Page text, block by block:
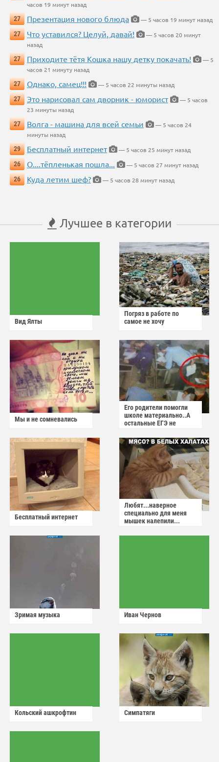
часов 19 минут назад
27
Презентация нового блюда
— 5 часов 19 минут назад
27
Что уставился? Целуй, давай!
— 5 часов 20 минут
назад
27
Приходите тётя Кошка нашу детку покачать!
— 5
часов 21 минуту назад
27
Однако, самец!!!
— 5 часов 22 минуты назад
27
Это нарисовал сам дворник - юморист
— 5 часов
23 минуты назад
27
Волга - машина для всей семьи
— 5 часов 24
минуты назад
29
Бесплатный интернет
— 5 часов 25 минут назад
26
О....тёпленькая пошла...
— 5 часов 27 минут назад
26
Куда летим шеф? — 5 часов 28 минут назад
Лучшее в категории
Вид Ялты
Погряз в работе по
самое не хочу
Мы и не сомневались
Его родители помогли
школе материально..А
остальные ЕГЭ не
Бесплатный интернет
Любят...наверное
специально для меня
мышек налепили...
Зримая музыка Иван Чернов
Кольский ашкрофтин Симпатяги